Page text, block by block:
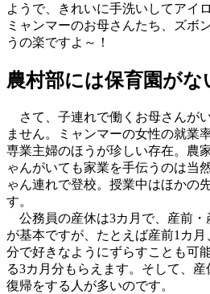
ようで、きれいに手洗いしてアイ
ミャンマーのお母さんたち、ズボ
うの楽ですよ～！
農村部には保育園がな
さて、子連れで働くお母さんが
ません。ミャンマーの女性の就業
専業主婦のほうが珍しい存在。農
ゃんがいても家業を手伝うのは当
ゃん連れで登校。授業中はほかの
す。
公務員の産休は3カ月で、産前・
が基本ですが、たとえば産前1カ
分で好きなようにずらすことも可
る3カ月分もらえます。そして、
復帰をする人が多いのです。